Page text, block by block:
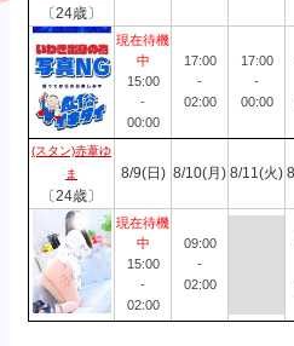
〔24歳〕
現在待機
中
15:00
-
00:00
17:00
-
02:00
17:00
-
00:00
(スタン)赤葦ゆ
ま
〔24歳〕
8/9(日) 8/10(月) 8/11(火)
現在待機
中
15:00
-
02:00
09:00
-
02:00